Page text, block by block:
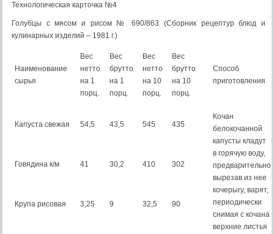
Технологическая карточка №4
Голубцы с мясом и рисом № 690/863 (Сборник рецептур блюд и
кулинарных изделий – 1981 г.)
Наименование
сырья
Вес
нетто
на 1
порц.
Вес
брутто
на 1
порц.
Вес
нетто
на 10
порц.
Вес
брутто
на 10
порц.
Способ
приготовления
Капуста свежая 54,5 43,5 545 435
Кочан
белокочанной
капусты кладут
в горячую воду,
предварительно
вырезав из нее
кочерыгу, варят,
периодически
снимая с кочана
верхние листья
Говядина к/м 41 30,2 410 302
Крупа рисовая 3,25 9 32,5 90